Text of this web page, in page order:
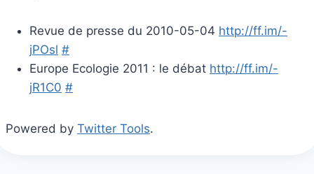
Revue de presse du 2010-05-04 http://ff.im/-
jPOsl #
Europe Ecologie 2011 : le débat http://ff.im/-
jR1C0 #
Powered by Twitter Tools.